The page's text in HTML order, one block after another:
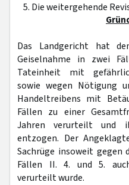
5. Die weitergehende
Das Landgericht hat
Geiselnahme in zwei
Tateinheit mit
sowie wegen Nötigung
Handeltreibens mit
Fällen zu einer
Jahren verurteilt und
entzogen. Der
Sachrüge insoweit gegen
Fällen II. 4. und 5.
verurteilt wurde.